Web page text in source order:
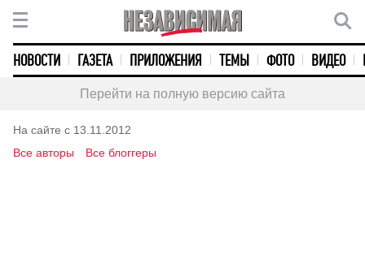
НОВОСТИ ГАЗЕТА ПРИЛОЖЕНИЯ ТЕМЫ ФОТО ВИДЕО
Перейти на полную версию сайта
На сайте с 13.11.2012
Все авторы
Все блоггеры